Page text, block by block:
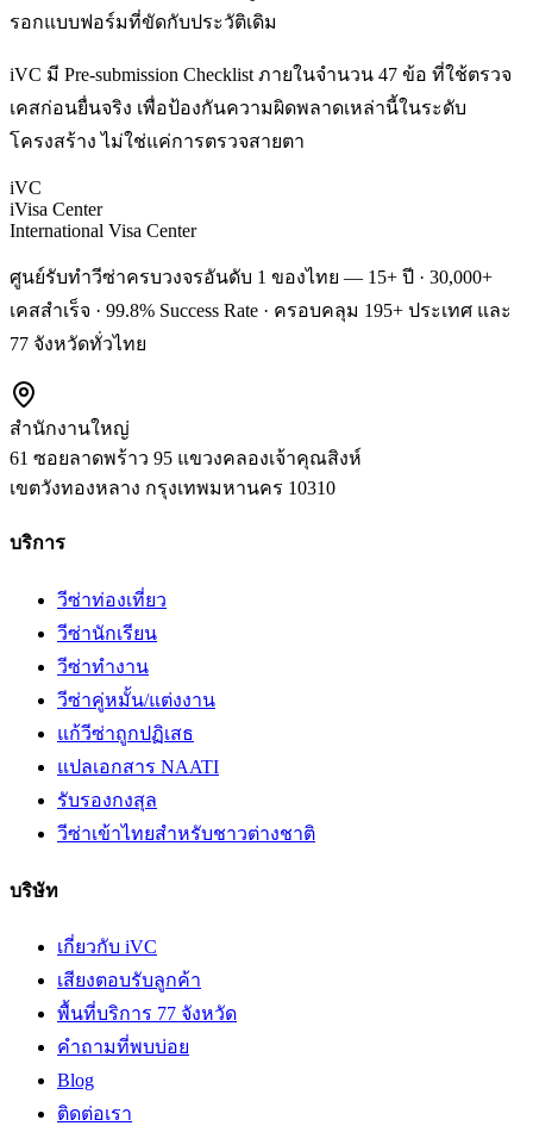
รอกแบบฟอร์มที่ขัดกับประวัติเดิม
iVC มี Pre-submission Checklist ภายในจำนวน 47 ข้อ ที่ใช้ตรวจ
เคสก่อนยื่นจริง เพื่อป้องกันความผิดพลาดเหล่านี้ในระดับ
โครงสร้าง ไม่ใช่แค่การตรวจสายตา
iVC
iVisa Center
International Visa Center
ศูนย์รับทำวีซ่าครบวงจรอันดับ 1 ของไทย — 15+ ปี · 30,000+
เคสสำเร็จ · 99.8% Success Rate · ครอบคลุม 195+ ประเทศ และ
77 จังหวัดทั่วไทย
สำนักงานใหญ่
61 ซอยลาดพร้าว 95 แขวงคลองเจ้าคุณสิงห์
เขตวังทองหลาง กรุงเทพมหานคร 10310
บริการ
วีซ่าท่องเที่ยว
วีซ่านักเรียน
วีซ่าทำงาน
วีซ่าคู่หมั้น/แต่งงาน
แก้วีซ่าถูกปฏิเสธ
แปลเอกสาร NAATI
รับรองกงสุล
วีซ่าเข้าไทยสำหรับชาวต่างชาติ
บริษัท
เกี่ยวกับ iVC
เสียงตอบรับลูกค้า
พื้นที่บริการ 77 จังหวัด
คำถามที่พบบ่อย
Blog
ติดต่อเรา